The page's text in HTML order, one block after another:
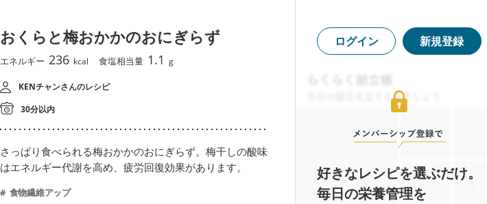
おくらと梅おかかのおにぎらず
エネルギー 236 kcal 食塩相当量 1.1 g
KENチャンさんのレシピ
30分以内
さっぱり食べられる梅おかかのおにぎらず。梅干しの酸味
はエネルギー代謝を高め、疲労回復効果があります。
食物繊維アップ
ログイン 新規登録
好きなレシピを選ぶだけ。
毎日の栄養管理を